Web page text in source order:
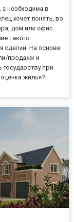
необходима в
хочет понять, во
дом или офис
такого
сделки. На основе
продажи и
при
жилья?